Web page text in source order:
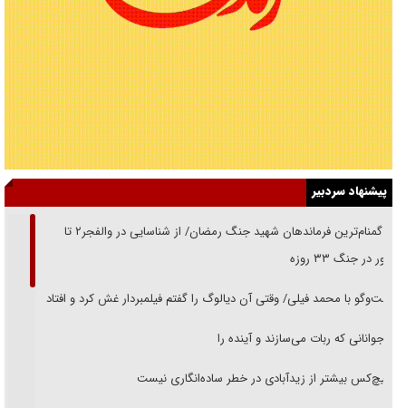
پیشنهاد سردبیر
از گمنام‌ترین فرماندهان شهید جنگ رمضان/ از شناسایی در والفجر۲ تا
حضور در جنگ ۳۳ روزه
گفت‌وگو با محمد فیلی/ وقتی آن دیالوگ را گفتم فیلمبردار غش کرد و افتاد
نوجوانانی که ربات می‌سازند و آینده را
هیچ‌کس بیشتر از زیدآبادی در خطر ساده‌انگاری نیست